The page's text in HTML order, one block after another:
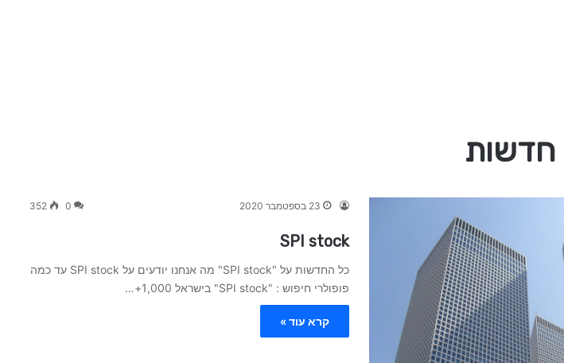
23 בספטמבר 2020 0
352
SPI stock
כל החדשות על "SPI stock" מה אנחנו יודעים על SPI stock עד כמה
פופולרי חיפוש : "SPI stock" בישראל 1,000+…
קרא עוד »